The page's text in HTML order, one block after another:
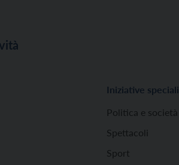
Iniziative speciali
Politica e società
Spettacoli
Sport